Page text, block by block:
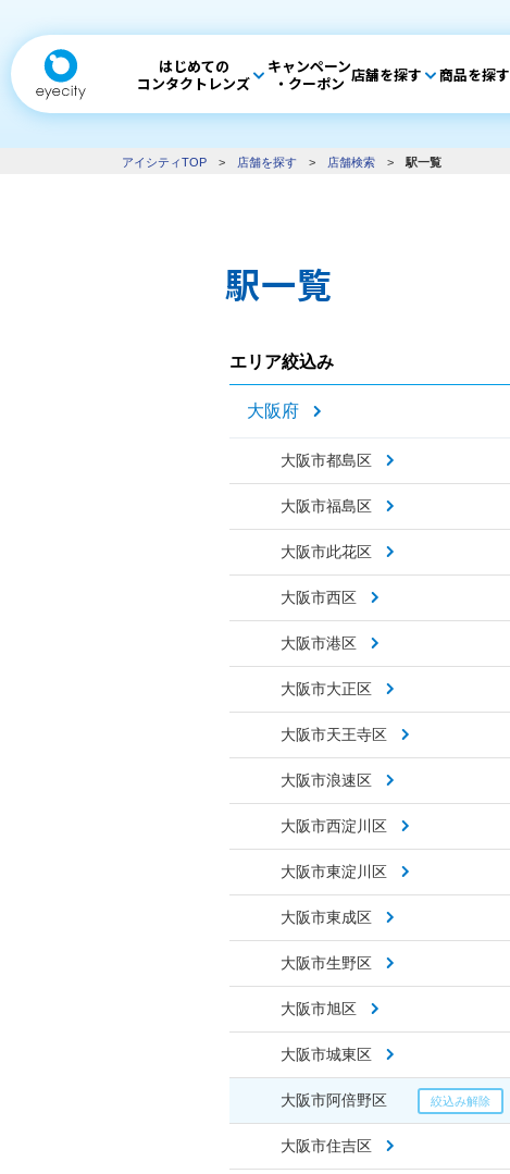
はじめての
コンタクトレンズ
キャンペーン
・クーポン 店舗を探す 商品を探す
アイシティTOP > 店舗を探す > 店舗検索 > 駅一覧
駅一覧
エリア絞込み
大阪府
大阪市都島区
大阪市福島区
大阪市此花区
大阪市西区
大阪市港区
大阪市大正区
大阪市天王寺区
大阪市浪速区
大阪市西淀川区
大阪市東淀川区
大阪市東成区
大阪市生野区
大阪市旭区
大阪市城東区
大阪市阿倍野区
大阪市住吉区